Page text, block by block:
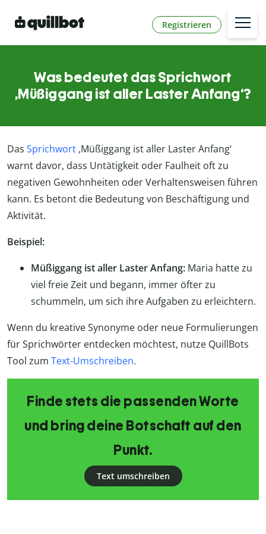
Registrieren
Was bedeutet das Sprichwort
‚Müßiggang ist aller Laster Anfang‘?
Das Sprichwort ‚Müßiggang ist aller Laster Anfang‘
warnt davor, dass Untätigkeit oder Faulheit oft zu
negativen Gewohnheiten oder Verhaltensweisen führen
kann. Es betont die Bedeutung von Beschäftigung und
Aktivität.
Beispiel:
Müßiggang ist aller Laster Anfang: Maria hatte zu
viel freie Zeit und begann, immer öfter zu
schummeln, um sich ihre Aufgaben zu erleichtern.
Wenn du kreative Synonyme oder neue Formulierungen
für Sprichwörter entdecken möchtest, nutze QuillBots
Tool zum Text-Umschreiben.
Finde stets die passenden Worte
und bring deine Botschaft auf den
Punkt.
Text umschreiben